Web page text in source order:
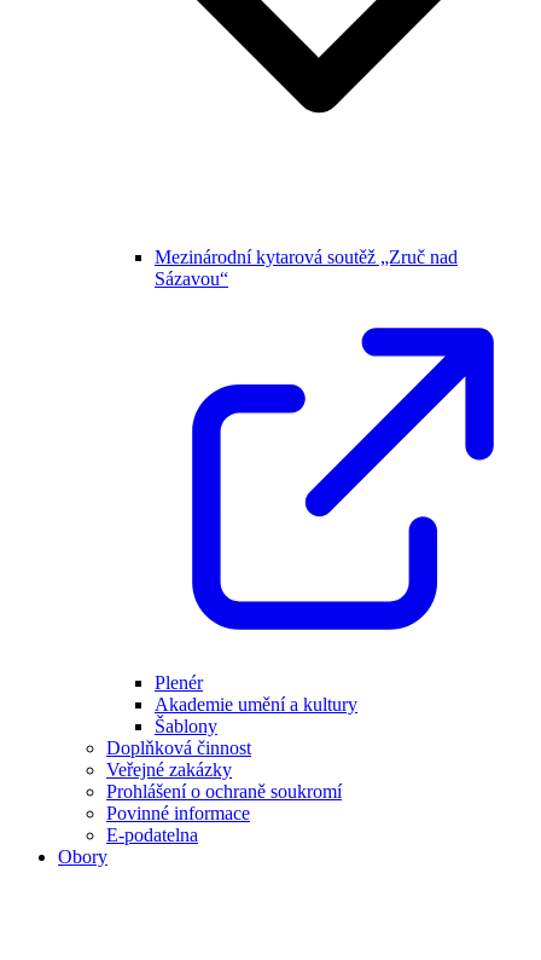
Mezinárodní kytarová soutěž „Zruč nad
Sázavou“
Plenér
Akademie umění a kultury
Šablony
Doplňková činnost
Veřejné zakázky
Prohlášení o ochraně soukromí
Povinné informace
E-podatelna
Obory